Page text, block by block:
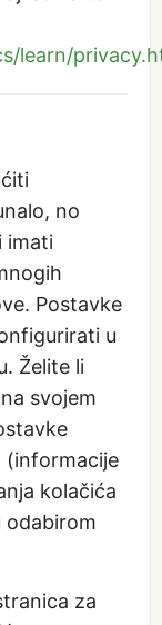
learn/
no
imati
Postavke
u
Želite li
svojem
(informacije
kolačića
odabirom
za